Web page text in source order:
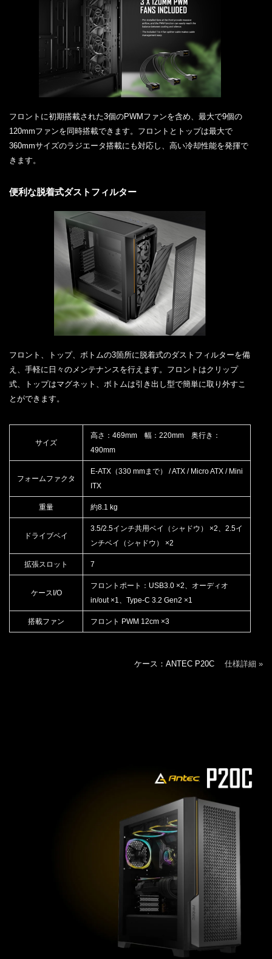
フロントに初期搭載された3個のPWMファンを含め、最大で9個の
120mmファンを同時搭載できます。フロントとトップは最大で
360mmサイズのラジエータ搭載にも対応し、高い冷却性能を発揮で
きます。
便利な脱着式ダストフィルター
フロント、トップ、ボトムの3箇所に脱着式のダストフィルターを備
え、手軽に日々のメンテナンスを行えます。フロントはクリップ
式、トップはマグネット、ボトムは引き出し型で簡単に取り外すこ
とができます。
サイズ
高さ：469mm 幅：220mm 奥行き：
490mm
フォームファクタ
E-ATX（330 mmまで） / ATX / Micro ATX / Mini
ITX
重量 約8.1 kg
ドライブベイ
3.5/2.5インチ共用ベイ（シャドウ） ×2、2.5イ
ンチベイ（シャドウ） ×2
拡張スロット 7
ケースI/O
フロントポート：USB3.0 ×2、オーディオ
in/out ×1、Type-C 3.2 Gen2 ×1
搭載ファン フロント PWM 12cm ×3
ケース：ANTEC P20C 仕様詳細 »